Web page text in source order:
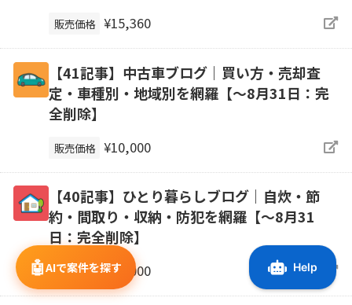
販売価格 ¥15,360
【41記事】中古車ブログ｜買い方・売却査
定・車種別・地域別を網羅【～8月31日：完
全削除】
販売価格 ¥10,000
【40記事】ひとり暮らしブログ｜自炊・節
約・間取り・収納・防犯を網羅【～8月31
日：完全削除】
販売価格 ¥10,000
🤖AIで案件を探す